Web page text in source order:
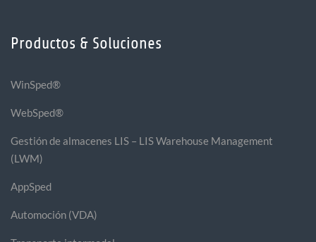
Productos & Soluciones
WinSped®
WebSped®
Gestión de almacenes LIS – LIS Warehouse Management
(LWM)
AppSped
Automoción (VDA)